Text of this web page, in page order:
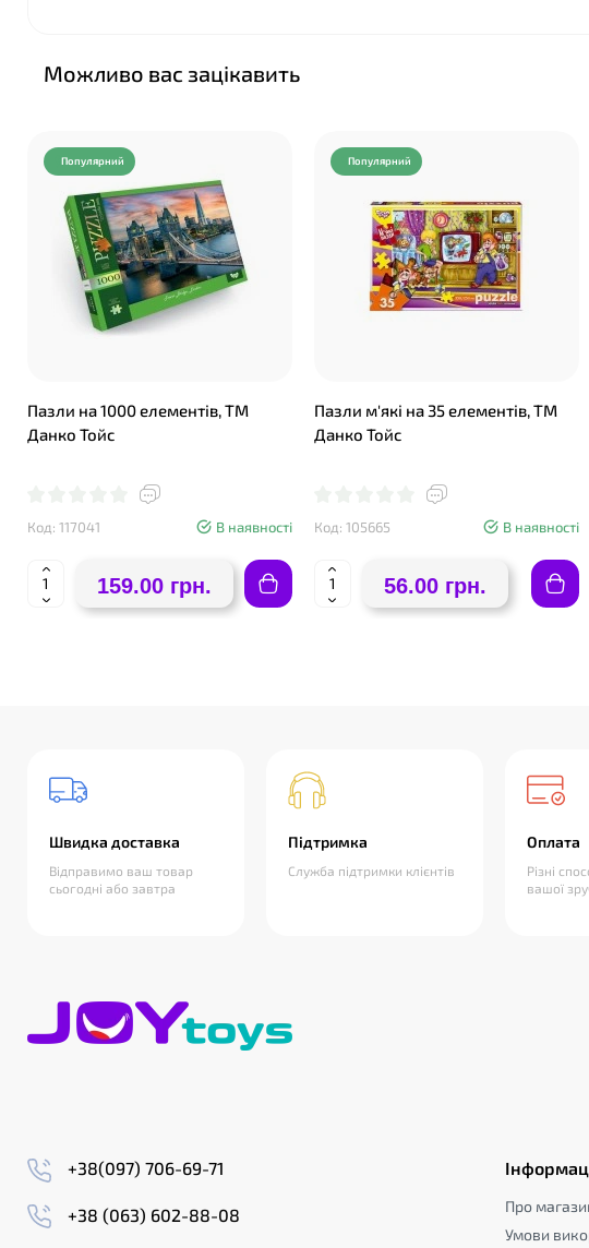
Можливо вас зацікавить
Популярний
Пазли на 1000 елементів, ТМ
Данко Тойс
Код: 117041 В наявності
159.00 грн.
Популярний
Пазли м'які на 35 елементів, ТМ
Данко Тойс
Код: 105665 В наявності
56.00 грн.
Швидка доставка
Відправимо ваш товар
сьогодні або завтра
Підтримка
Служба підтримки клієнтів
Оплата
Різні
вашої
+38(097) 706-69-71
+38 (063) 602-88-08
Про
Умови